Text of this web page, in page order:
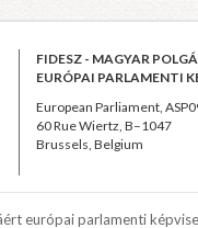
FIDESZ - MAGYAR
EURÓPAI PARLAMENTI
European Parliament,
60 Rue Wiertz, B–1047
Brussels, Belgium
európai parlamenti